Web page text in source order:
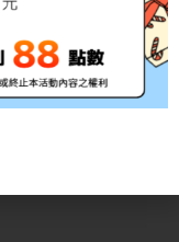
)，拆封前請務必確